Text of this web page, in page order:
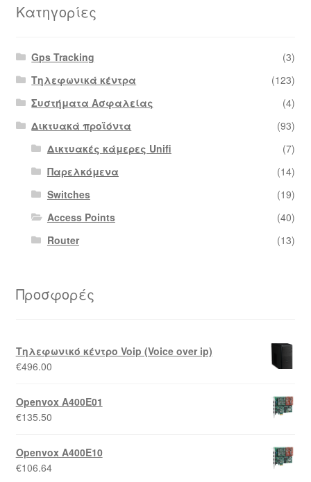
Κατηγορίες
Gps Tracking
(3)
Τηλεφωνικά κέντρα
(123)
Συστήματα Ασφαλείας
(4)
Δικτυακά προϊόντα
(93)
Δικτυακές κάμερες Unifi
(7)
Παρελκόμενα
(14)
Switches
(19)
Access Points
(40)
Router
(13)
Προσφορές
Τηλεφωνικό κέντρο Voip (Voice over ip)
€496.00
Openvox A400E01
€135.50
Openvox A400E10
€106.64